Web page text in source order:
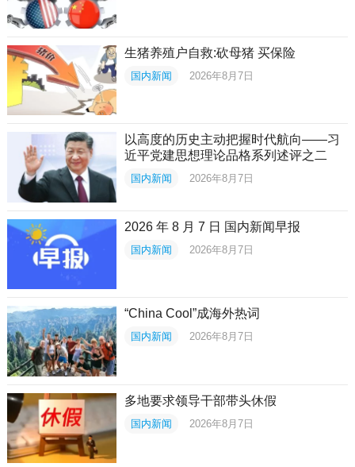
生猪养殖户自救:砍母猪 买保险
国内新闻 2026年8月7日
以高度的历史主动把握时代航向——习
近平党建思想理论品格系列述评之二
国内新闻 2026年8月7日
2026 年 8 月 7 日 国内新闻早报
国内新闻 2026年8月7日
“China Cool”成海外热词
国内新闻 2026年8月7日
多地要求领导干部带头休假
国内新闻 2026年8月7日